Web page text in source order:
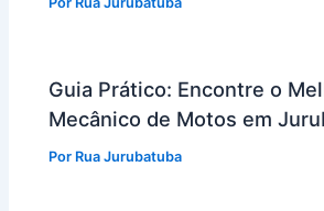
Guia Prático: Encontre o
Mecânico de Motos em
Por Rua Jurubatuba